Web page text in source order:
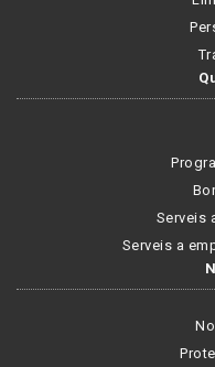
Serveis
Serveis a